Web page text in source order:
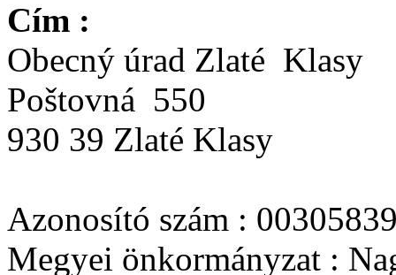
Cím :
Obecný úrad Zlaté Klasy
Poštovná 550
930 39 Zlaté Klasy
Azonosító szám :
Megyei önkormányzat :